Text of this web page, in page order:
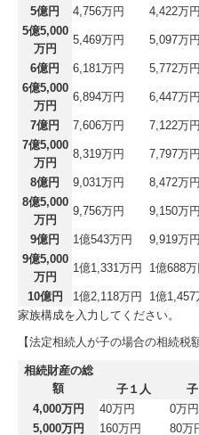
5億円 4,756万円 4,422万円
5億5,000
万円
5,469万円 5,097万円
6億円 6,181万円 5,772万円
6億5,000
万円
6,894万円 6,447万円
7億円 7,606万円 7,122万円
7億5,000
万円
8,319万円 7,797万円
8億円 9,031万円 8,472万円
8億5,000
万円
9,756万円 9,150万円
9億円 1億543万円 9,919万円
9億5,000
万円
1億1,331万円 1億688万
10億円 1億2,118万円 1億1,457
家族構成を入力してください。
【法定相続人が子の場合の相続税額
相続財産の総
額
子１人
4,000万円
40万円 0万円
5,000万円
160万円 80万